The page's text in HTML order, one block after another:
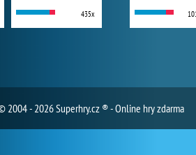
435x
2004 - 2026 Superhry.cz ® - Online hry zdarma